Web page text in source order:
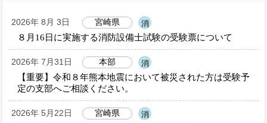
2026年 8月 3日 宮崎県 消
８月16日に実施する消防設備士試験の受験票について
2026年 7月31日 本部 消
【重要】令和８年熊本地震において被災された方は受験予
定の支部へご相談ください。
2026年 5月22日 宮崎県 消